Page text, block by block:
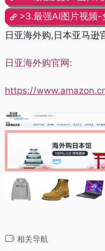
>3.最强AI图片视频-
日亚海外购,日本亚马逊
日亚海外购官网:
https://
相关导航